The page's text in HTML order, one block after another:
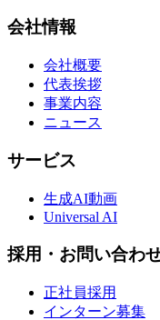
会社情報
会社概要
代表挨拶
事業内容
ニュース
サービス
生成AI動画
Universal AI
採用・お問い合わ
正社員採用
インターン募集